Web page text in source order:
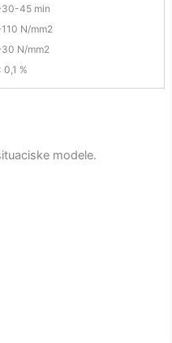
45 min
N/mm2
N/mm2
0,1 %
modele.